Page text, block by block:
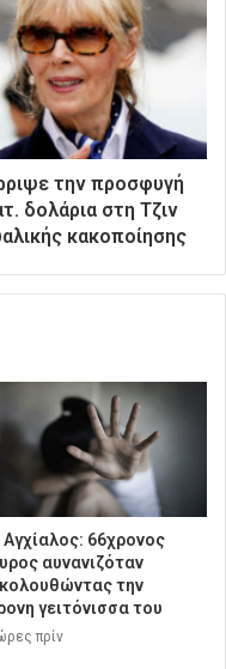
την προσφυγή
δολάρια στη Τζιν
κακοποίησης
66χρονος
αυνανιζόταν
την
γειτόνισσα του
πρίν